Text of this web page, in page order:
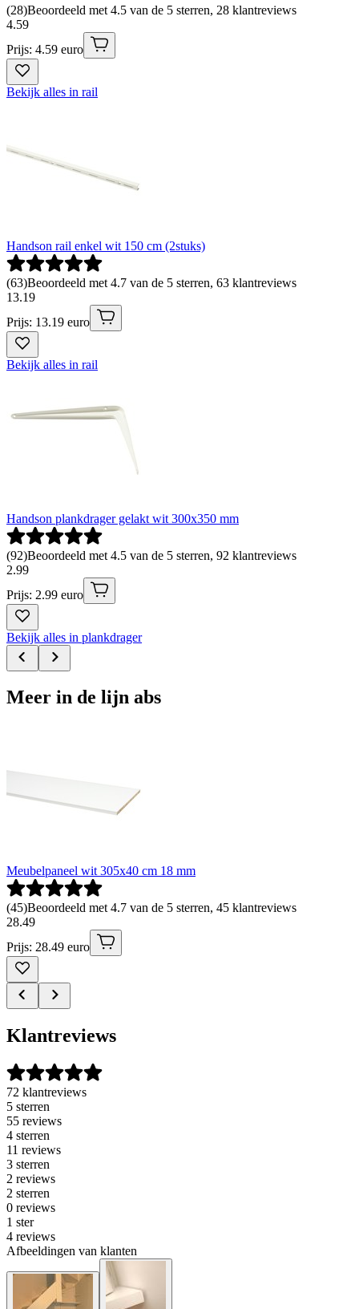
(28)Beoordeeld met 4.5 van de 5 sterren, 28 klantreviews
4.59
Prijs: 4.59 euro
Bekijk alles in rail
Handson rail enkel wit 150 cm (2stuks)
(63)Beoordeeld met 4.7 van de 5 sterren, 63 klantreviews
13.19
Prijs: 13.19 euro
Bekijk alles in rail
Handson plankdrager gelakt wit 300x350 mm
(92)Beoordeeld met 4.5 van de 5 sterren, 92 klantreviews
2.99
Prijs: 2.99 euro
Bekijk alles in plankdrager
Meer in de lijn abs
Meubelpaneel wit 305x40 cm 18 mm
(45)Beoordeeld met 4.7 van de 5 sterren, 45 klantreviews
28.49
Prijs: 28.49 euro
Klantreviews
72 klantreviews
5 sterren
55 reviews
4 sterren
11 reviews
3 sterren
2 reviews
2 sterren
0 reviews
1 ster
4 reviews
Afbeeldingen van klanten